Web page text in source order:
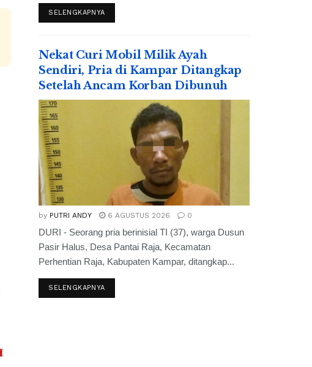
SELENGKAPNYA
Nekat Curi Mobil Milik Ayah
Sendiri, Pria di Kampar Ditangkap
Setelah Ancam Korban Dibunuh
by PUTRI ANDY 6 AGUSTUS 2026 0
DURI - Seorang pria berinisial TI (37), warga Dusun
Pasir Halus, Desa Pantai Raja, Kecamatan
Perhentian Raja, Kabupaten Kampar, ditangkap...
SELENGKAPNYA